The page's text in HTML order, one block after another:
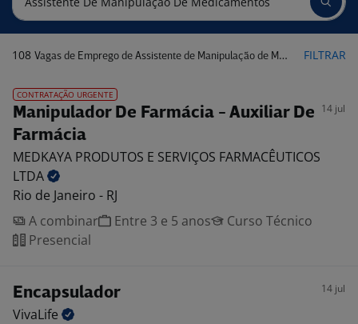
108 Vagas de Emprego de Assistente de Manipulação de Medicamentos FILTRAR
CONTRATAÇÃO URGENTE
Manipulador De Farmácia - Auxiliar De
Farmácia
14 jul
MEDKAYA PRODUTOS E SERVIÇOS FARMACÊUTICOS
LTDA
Rio de Janeiro - RJ
A combinar
Entre 3 e 5 anos
Curso Técnico
Presencial
Encapsulador 14 jul
VivaLife